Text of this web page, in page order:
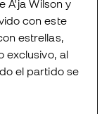
A'ja Wilson y
con este
estrellas,
exclusivo, al
el partido se